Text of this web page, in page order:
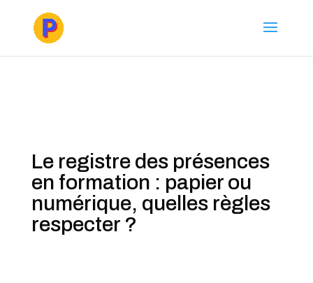
Le registre des présences
en formation : papier ou
numérique, quelles règles
respecter ?